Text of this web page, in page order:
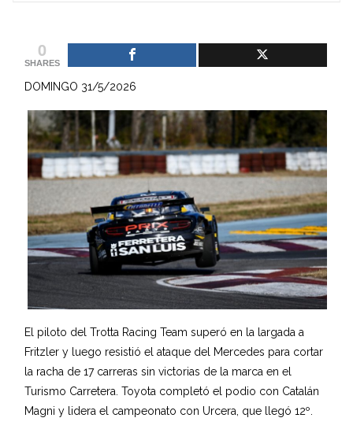
link
Author
page.
or
works.
admin
0
SHARES
DOMINGO 31/5/2026
El piloto del Trotta Racing Team superó en la largada a
Fritzler y luego resistió el ataque del Mercedes para cortar
la racha de 17 carreras sin victorias de la marca en el
Turismo Carretera. Toyota completó el podio con Catalán
Magni y lidera el campeonato con Urcera, que llegó 12º.